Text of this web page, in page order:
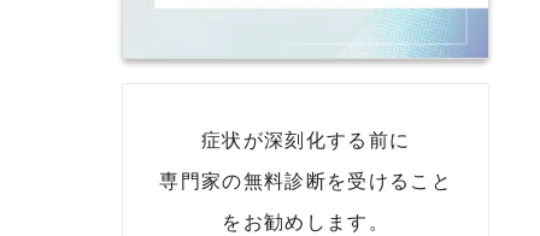
症状が深刻化する前に
専門家の無料診断を受けること
をお勧めします。